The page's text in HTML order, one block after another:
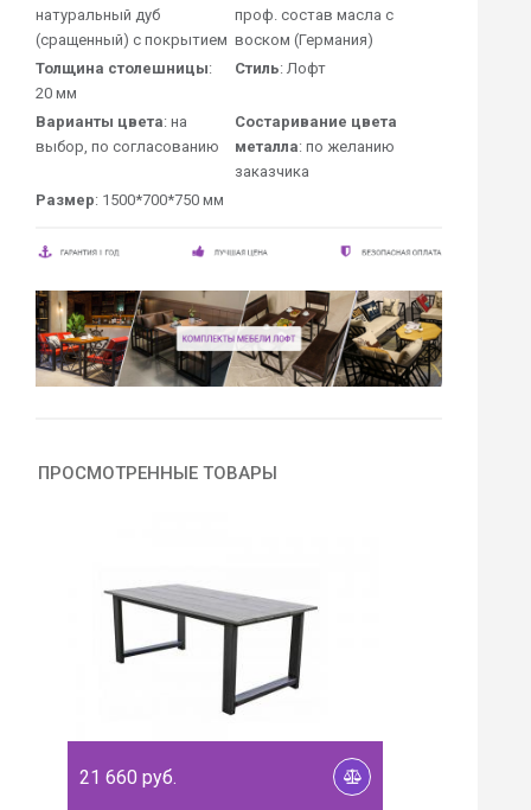
натуральный дуб
(сращенный) с покрытием
проф. состав масла с
воском (Германия)
Толщина столешницы:
20 мм
Стиль: Лофт
Варианты цвета: на
выбор, по согласованию
Состаривание цвета
металла: по желанию
заказчика
Размер: 1500*700*750 мм
ПРОСМОТРЕННЫЕ ТОВАРЫ
21 660 руб.